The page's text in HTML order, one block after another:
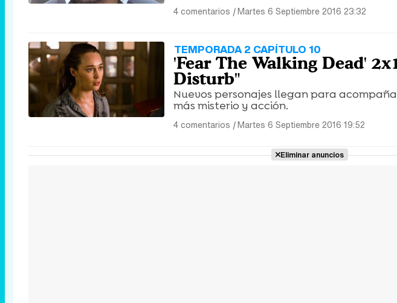
4 comentarios |Martes 6 Septiembre 2016 23:32
TEMPORADA 2 CAPÍTULO 10
'Fear The Walking Dead'
Disturb"
Nuevos personajes llegan para
más misterio y acción.
4 comentarios |Martes 6 Septiembre 2016 19:52
Eliminar anuncios